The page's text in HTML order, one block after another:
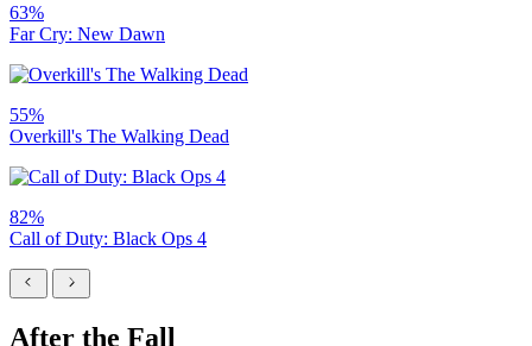
63%
Far Cry: New Dawn
55%
Overkill's The Walking Dead
82%
Call of Duty: Black Ops 4
After the Fall